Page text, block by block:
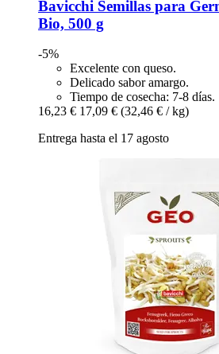
Bavicchi Semillas para
Bio, 500 g
-5%
Excelente con queso.
Delicado sabor amargo.
Tiempo de cosecha: 7-8 días.
16,23 € 17,09 € (32,46 € / kg)
Entrega hasta el 17 agosto